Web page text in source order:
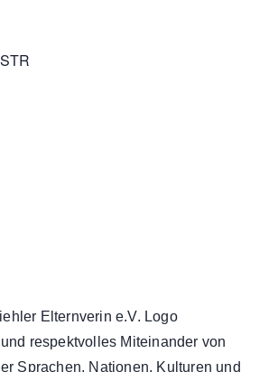
respektvolles Miteinander von
Sprachen, Nationen, Kulturen und